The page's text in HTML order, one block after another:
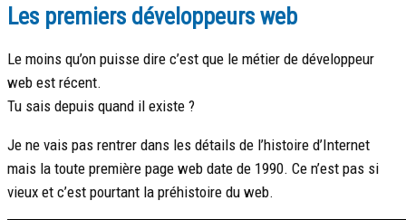
Les premiers développeurs web
Le moins qu’on puisse dire c’est que le métier de développeur
web est récent.
Tu sais depuis quand il existe ?
Je ne vais pas rentrer dans les détails de l’histoire d’Internet
mais la toute première page web date de 1990. Ce n’est pas si
vieux et c’est pourtant la préhistoire du web.